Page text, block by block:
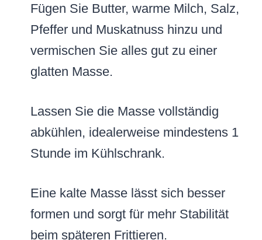
Fügen Sie Butter, warme Milch, Salz,
Pfeffer und Muskatnuss hinzu und
vermischen Sie alles gut zu einer
glatten Masse.
Lassen Sie die Masse vollständig
abkühlen, idealerweise mindestens 1
Stunde im Kühlschrank.
Eine kalte Masse lässt sich besser
formen und sorgt für mehr Stabilität
beim späteren Frittieren.